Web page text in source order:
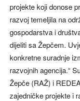
projekte koji donose
razvoj temeljila na
gospodarstva i
dijeliti sa Žepčem.
konkretne suradnje
razvojnih agencija.“
Žepče (RAŽ) i
zajedničke projekte i